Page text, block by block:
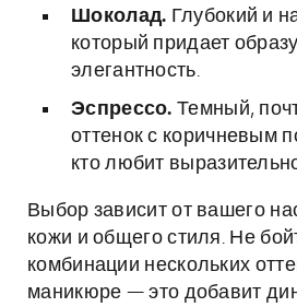
Шоколад. Глубокий и
который придает
элегантность.
Эспрессо. Темный,
оттенок с коричневым
кто любит
Выбор зависит от вашего
кожи и общего стиля. Не
комбинации нескольких
маникюре — это добавит